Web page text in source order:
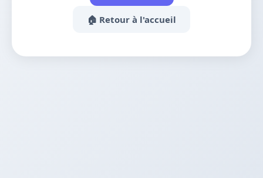
🏠 Retour à l'accueil